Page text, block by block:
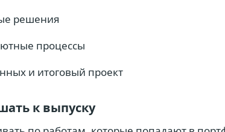
решения
процессы
и итоговый проект
к выпуску